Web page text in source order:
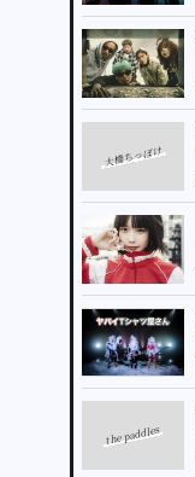
大橋ちっぽけ
the paddles